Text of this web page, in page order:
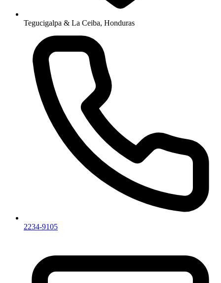
Tegucigalpa & La Ceiba, Honduras
2234-9105